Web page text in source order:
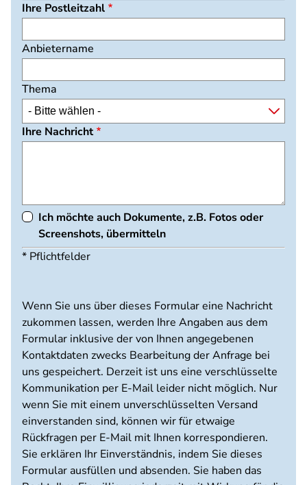
Ihre Postleitzahl
Anbietername
Thema
Ihre Nachricht
Ich möchte auch Dokumente, z.B. Fotos oder
Screenshots, übermitteln
* Pflichtfelder
Wenn Sie uns über dieses Formular eine Nachricht
zukommen lassen, werden Ihre Angaben aus dem
Formular inklusive der von Ihnen angegebenen
Kontaktdaten zwecks Bearbeitung der Anfrage bei
uns gespeichert. Derzeit ist uns eine verschlüsselte
Kommunikation per E-Mail leider nicht möglich. Nur
wenn Sie mit einem unverschlüsselten Versand
einverstanden sind, können wir für etwaige
Rückfragen per E-Mail mit Ihnen korrespondieren.
Sie erklären Ihr Einverständnis, indem Sie dieses
Formular ausfüllen und absenden. Sie haben das